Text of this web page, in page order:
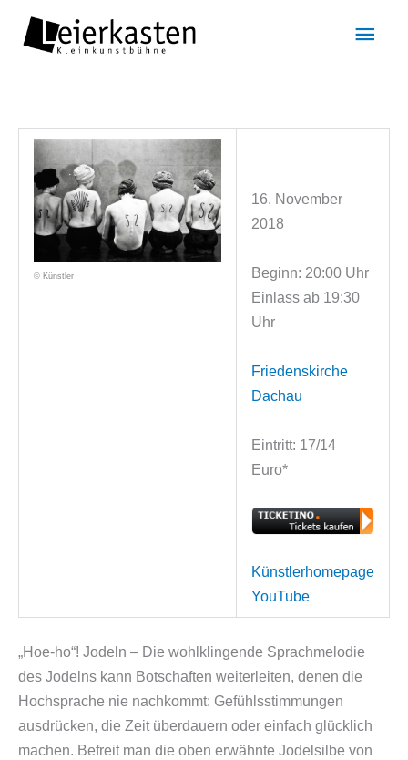
Inhalt
© Künstler
16. November
2018
Beginn: 20:00 Uhr
Einlass ab 19:30
Uhr
Friedenskirche
Dachau
Eintritt: 17/14
Euro*
Künstlerhomepage
YouTube
„Hoe-ho“! Jodeln – Die wohlklingende Sprachmelodie
des Jodelns kann Botschaften weiterleiten, denen die
Hochsprache nie nachkommt: Gefühlsstimmungen
ausdrücken, die Zeit überdauern oder einfach glücklich
machen. Befreit man die oben erwähnte Jodelsilbe von